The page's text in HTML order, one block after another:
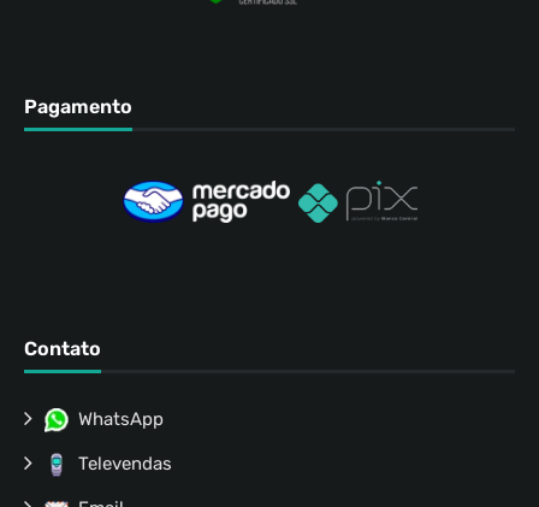
Pagamento
Contato
WhatsApp
Televendas